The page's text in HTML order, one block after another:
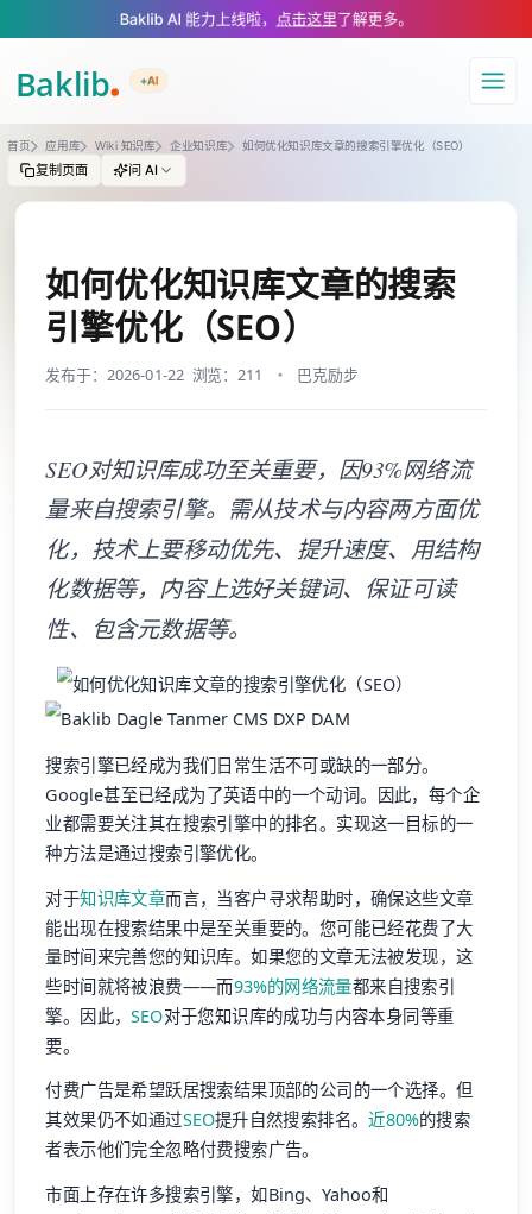
A Markdown version of this page is available at https://
Baklib AI 能力上线啦， 点击这里了解更多。
+AI
导航
首页 应用库 Wiki 知识库 企业知识库 如何优化知识库文章的搜索引擎优化（SEO）
复制页面 问 AI
如何优化知识库文章的搜索
引擎优化（SEO）
发布于：2026-01-22 浏览：211 巴克励步
SEO对知识库成功至关重要，因93%网络流
量来自搜索引擎。需从技术与内容两方面优
化，技术上要移动优先、提升速度、用结构
化数据等，内容上选好关键词、保证可读
性、包含元数据等。
搜索引擎已经成为我们日常生活不可或缺的一部分。
Google甚至已经成为了英语中的一个动词。因此，每个企
业都需要关注其在搜索引擎中的排名。实现这一目标的一
种方法是通过搜索引擎优化。
对于知识库文章而言，当客户寻求帮助时，确保这些文章
能出现在搜索结果中是至关重要的。您可能已经花费了大
量时间来完善您的知识库。如果您的文章无法被发现，这
些时间就将被浪费——而93%的网络流量都来自搜索引
擎。因此，SEO对于您知识库的成功与内容本身同等重
要。
付费广告是希望跃居搜索结果顶部的公司的一个选择。但
其效果仍不如通过SEO提升自然搜索排名。近80%的搜索
者表示他们完全忽略付费搜索广告。
市面上存在许多搜索引擎，如Bing、Yahoo和